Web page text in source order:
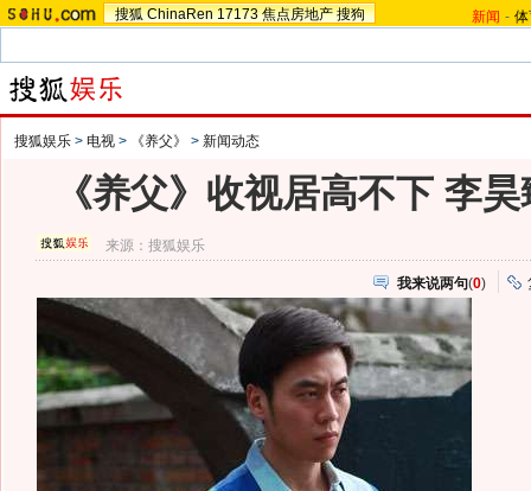
搜狐 ChinaRen 17173 焦点房地产 搜狗 新闻 -
搜狐娱乐 > 电视 > 《养父》 > 新闻动态
《养父》收视居高不下 李
来源：搜狐娱乐
我来说两句(0)